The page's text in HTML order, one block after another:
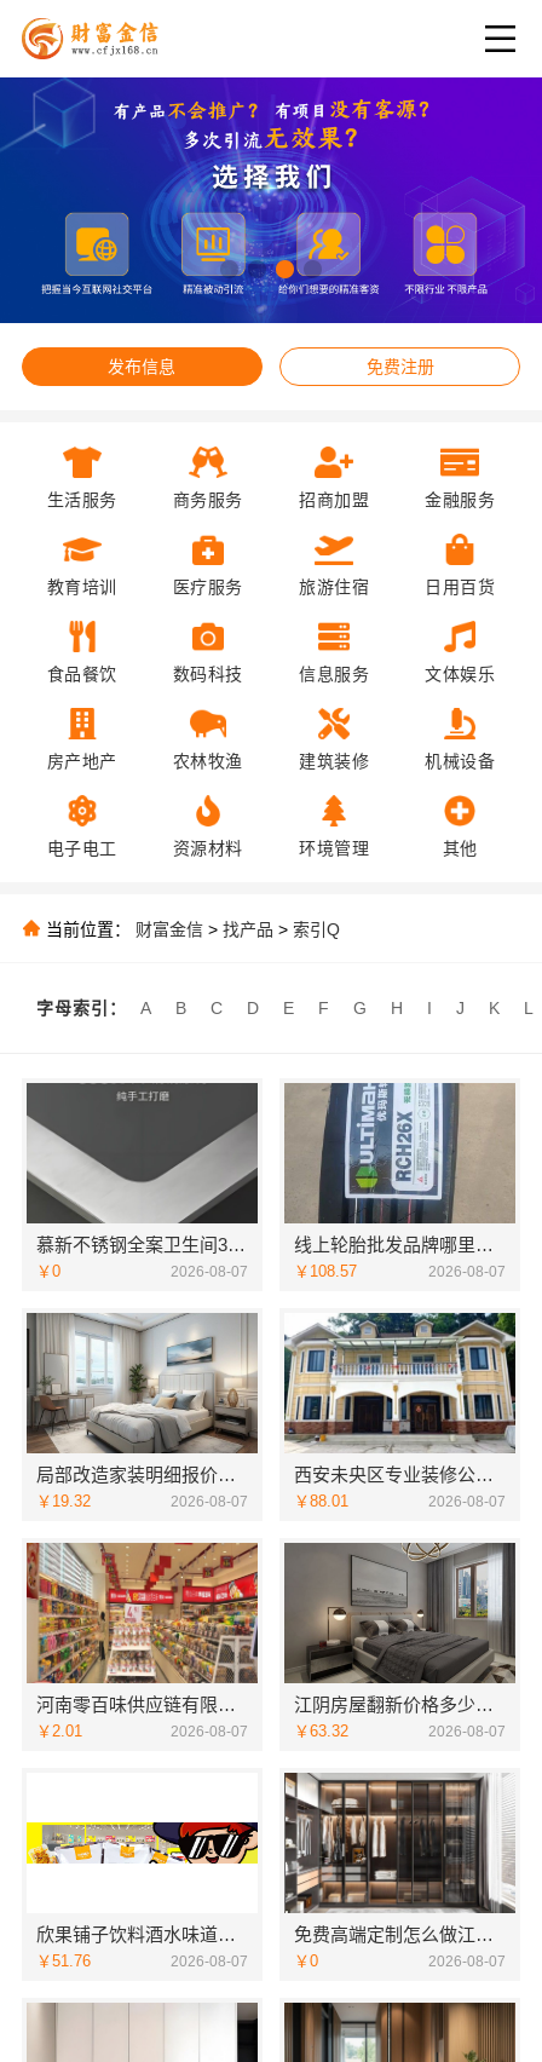
发布信息 免费注册
生活服务 商务服务 招商加盟 金融服务
教育培训 医疗服务 旅游住宿 日用百货
食品餐饮 数码科技 信息服务 文体娱乐
房产地产 农林牧渔 建筑装修 机械设备
电子电工 资源材料 环境管理 其他
当前位置： 财富金信 > 找产品 > 索引Q
字母索引： A B C D E F G H I J K L
慕新不锈钢全案卫生间304材质
￥0 2026-08-07
线上轮胎批发品牌哪里买，湖北省腾冠畅实业贸易有限公司一手货源
￥108.57 2026-08-07
局部改造家装明细报价，万赢饰家新型建筑材料有限公司精准核算
￥19.32 2026-08-07
西安未央区专业装修公寓免费量房居安天成
￥88.01 2026-08-07
河南零百味供应链有限公司社区整店输出量贩零食适配全场景
￥2.01 2026-08-07
江阴房屋翻新价格多少？无锡亿莱居装饰工程材料有限公司全流程品控
￥63.32 2026-08-07
欣果铺子饮料酒水味道非常不错
￥51.76 2026-08-07
免费高端定制怎么做江苏东钢金属家居有限公司
￥0 2026-08-07